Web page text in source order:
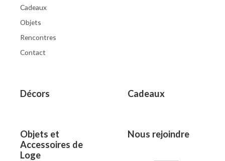
Cadeaux
Objets
Rencontres
Contact
Décors Cadeaux
Objets et
Accessoires de
Loge
Nous rejoindre